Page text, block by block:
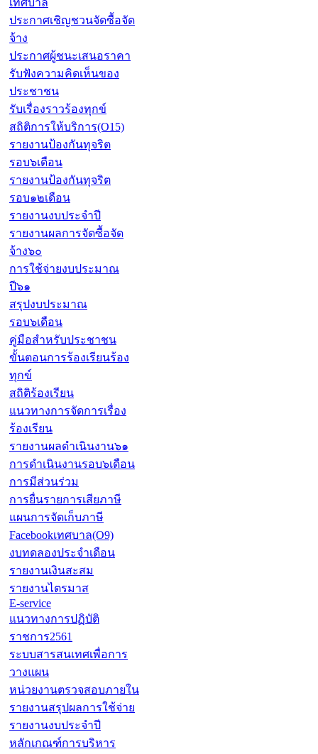
เทศบาล
ประกาศเชิญชวนจัดซื้อจัด
จ้าง
ประกาศผู้ชนะเสนอราคา
รับฟังความคิดเห็นของ
ประชาชน
รับเรื่องราวร้องทุกข์
สถิติการให้บริการ(O15)
รายงานป้องกันทุจริต
รอบ๖เดือน
รายงานป้องกันทุจริต
รอบ๑๒เดือน
รายงานงบประจำปี
รายงานผลการจัดซื้อจัด
จ้าง๖๐
การใช้จ่ายงบประมาณ
ปี๖๑
สรุปงบประมาณ
รอบ๖เดือน
คู่มือสำหรับประชาชน
ขั้นตอนการร้องเรียนร้อง
ทุกข์
สถิติร้องเรียน
แนวทางการจัดการเรื่อง
ร้องเรียน
รายงานผลดำเนินงาน๖๑
การดำเนินงานรอบ๖เดือน
การมีส่วนร่วม
การยื่นรายการเสียภาษี
แผนการจัดเก็บภาษี
Facebookเทศบาล(O9)
งบทดลองประจำเดือน
รายงานเงินสะสม
รายงานไตรมาส
E-service
แนวทางการปฏิบัติ
ราชการ2561
ระบบสารสนเทศเพื่อการ
วางแผน
หน่วยงานตรวจสอบภายใน
รายงานสรุปผลการใช้จ่าย
รายงานงบประจำปี
หลักเกณฑ์การบริหาร